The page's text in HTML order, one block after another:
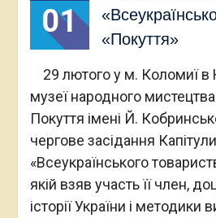
01
«Покуття»
29 лютого у м. Коломиї в
музеї народного
Покуття імені Й.
чергове засідання Капітули
«Всеукраїнського
якій взяв участь її член,
історії України і методики